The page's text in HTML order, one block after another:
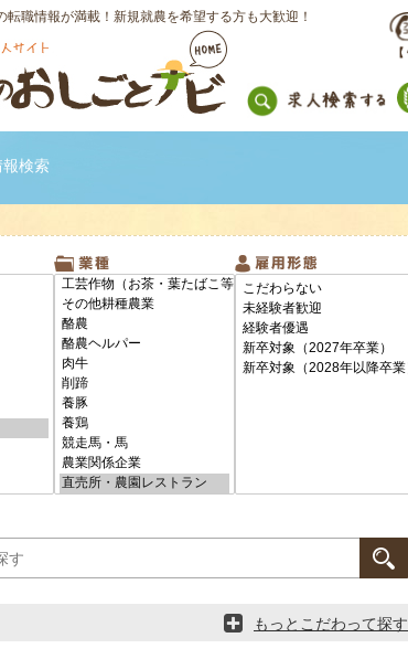
転職情報が満載！新規就農を希望する方も大歓迎！
検索
もっとこだわって探す